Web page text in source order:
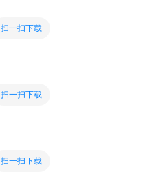
扫一扫下载
扫一扫下载
扫一扫下载